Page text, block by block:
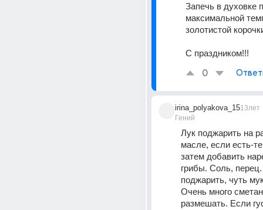
Запечь в духовке
максимальной
золотистой
С праздником!!!
0
irina_polyakova_15
Гений
13лет
Лук поджарить на
масле, если есть-
затем добавить
грибы. Соль,
поджарить, чуть
Очень много
размешать. Если